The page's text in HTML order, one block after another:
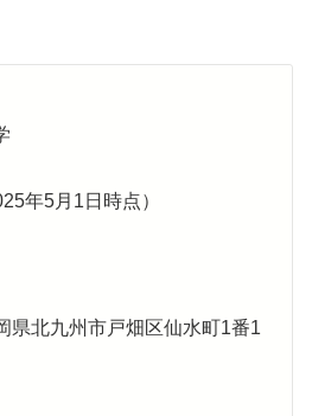
年5月1日時点）
北九州市戸畑区仙水町1番1